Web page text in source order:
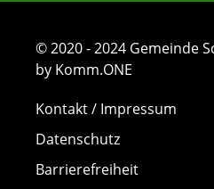
© 2020 - 2024 Gemeinde
by Komm.ONE
Kontakt / Impressum
Datenschutz
Barrierefreiheit